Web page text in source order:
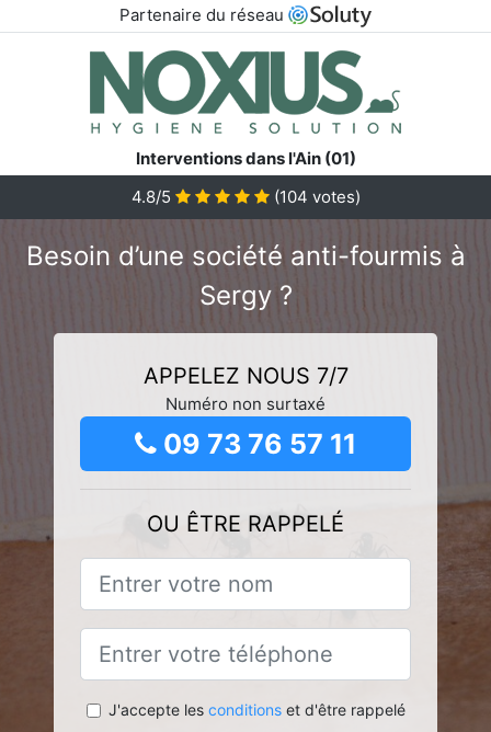
Partenaire du réseau
Interventions dans l'Ain (01)
4.8/5
(104 votes)
Besoin d’une société anti-fourmis à
Sergy ?
APPELEZ NOUS 7/7
Numéro non surtaxé
09 73 76 57 11
OU ÊTRE RAPPELÉ
J'accepte les conditionset d'être rappelé